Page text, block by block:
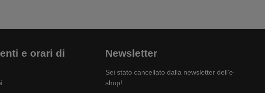
e orari di
Newsletter
Sei stato cancellato dalla newsletter dell'e-
shop!